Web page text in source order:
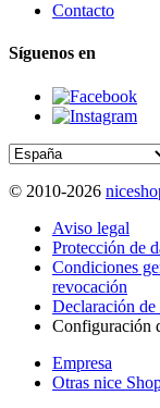
Contacto
Síguenos en
© 2010-2026
Aviso legal
Protección de
Condiciones
revocación
Declaración de
Configuración
Empresa
Otras nice